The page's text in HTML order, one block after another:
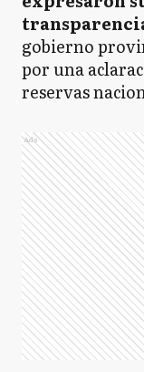
gobierno
por una
reservas
Ads